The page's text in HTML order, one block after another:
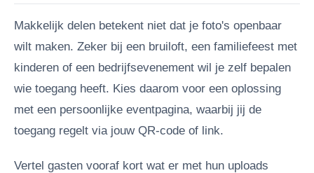
Makkelijk delen betekent niet dat je foto's openbaar
wilt maken. Zeker bij een bruiloft, een familiefeest met
kinderen of een bedrijfsevenement wil je zelf bepalen
wie toegang heeft. Kies daarom voor een oplossing
met een persoonlijke eventpagina, waarbij jij de
toegang regelt via jouw QR-code of link.
Vertel gasten vooraf kort wat er met hun uploads